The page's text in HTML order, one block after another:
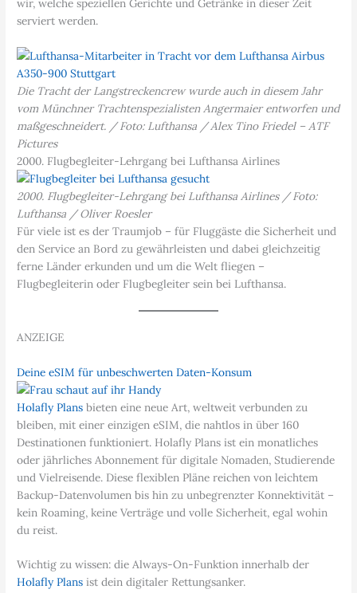
wir, welche speziellen Gerichte und Getränke in dieser Zeit
serviert werden.
Die Tracht der Langstreckencrew wurde auch in diesem Jahr
vom Münchner Trachtenspezialisten Angermaier entworfen und
maßgeschneidert. / Foto: Lufthansa / Alex Tino Friedel – ATF
Pictures
2000. Flugbegleiter-Lehrgang bei Lufthansa Airlines
2000. Flugbegleiter-Lehrgang bei Lufthansa Airlines / Foto:
Lufthansa / Oliver Roesler
Für viele ist es der Traumjob – für Fluggäste die Sicherheit und
den Service an Bord zu gewährleisten und dabei gleichzeitig
ferne Länder erkunden und um die Welt fliegen –
Flugbegleiterin oder Flugbegleiter sein bei Lufthansa.
ANZEIGE
Deine eSIM für unbeschwerten Daten-Konsum
Holafly Plans bieten eine neue Art, weltweit verbunden zu
bleiben, mit einer einzigen eSIM, die nahtlos in über 160
Destinationen funktioniert. Holafly Plans ist ein monatliches
oder jährliches Abonnement für digitale Nomaden, Studierende
und Vielreisende. Diese flexiblen Pläne reichen von leichtem
Backup-Datenvolumen bis hin zu unbegrenzter Konnektivität –
kein Roaming, keine Verträge und volle Sicherheit, egal wohin
du reist.
Wichtig zu wissen: die Always-On-Funktion innerhalb der
Holafly Plans ist dein digitaler Rettungsanker.